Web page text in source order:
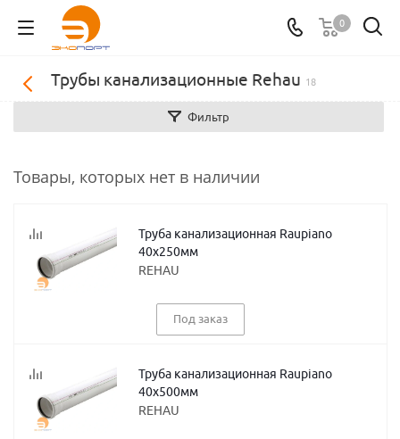
0
Трубы канализационные Rehau 18
Фильтр
Товары, которых нет в наличии
Труба канализационная Raupiano
40х250мм
REHAU
Под заказ
Труба канализационная Raupiano
40х500мм
REHAU